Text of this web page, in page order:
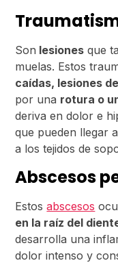
Son lesiones que
muelas. Estos
caídas, lesiones
por una rotura o
deriva en dolor e
que pueden llegar
a los tejidos de
Abscesos
Estosabscesos
en la raíz del
desarrolla una
dolor intenso y